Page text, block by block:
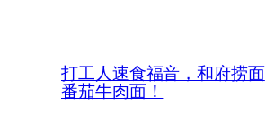
打工人速食福音，和府捞面
番茄牛肉面！